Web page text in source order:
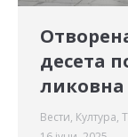
десета
ликовна
Вести, Култура,